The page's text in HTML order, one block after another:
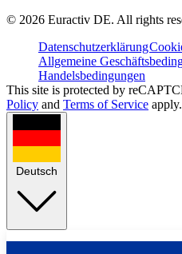
© 2026 Euractiv DE. All rights
Datenschutzerklärung
Allgemeine
Handelsbedingungen
This site is protected by
Policy and Terms of Service apply.
Deutsch